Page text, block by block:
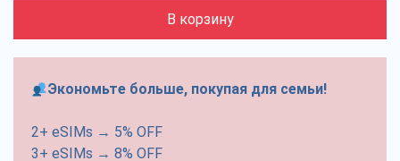
В корзину
Экономьте больше, покупая для семьи!
2+ eSIMs → 5% OFF
3+ eSIMs → 8% OFF